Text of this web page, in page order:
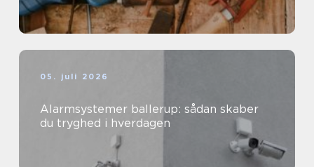
05. juli 2026
Alarmsystemer ballerup: sådan skaber
du tryghed i hverdagen